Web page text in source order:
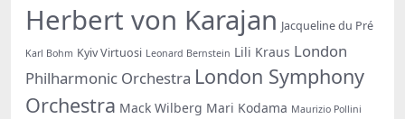
Herbert von Karajan Jacqueline du Pré
Karl Bohm Kyiv Virtuosi Leonard Bernstein Lili Kraus London
Philharmonic Orchestra London Symphony
Orchestra Mack Wilberg Mari Kodama Maurizio Pollini